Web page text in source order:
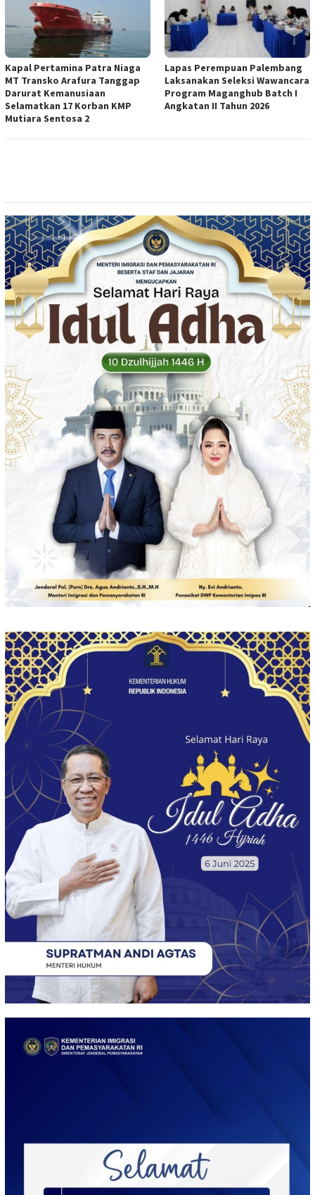
Kapal Pertamina Patra Niaga
MT Transko Arafura Tanggap
Darurat Kemanusiaan
Selamatkan 17 Korban KMP
Mutiara Sentosa 2
Lapas Perempuan Palembang
Laksanakan Seleksi Wawancara
Program Maganghub Batch I
Angkatan II Tahun 2026